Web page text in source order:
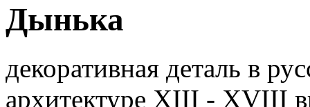
Дынька
декоративная деталь в
архитектуре XIII - XVIII